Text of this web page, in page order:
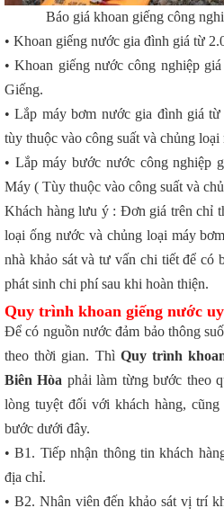
Báo giá khoan giếng công
• Khoan giếng nước gia đình giá từ
• Khoan giếng nước công nghiệp
Giếng.
• Lắp máy bơm nước gia đình giá
tùy thuộc vào công suất và chủng loại
• Lắp máy bước nước công nghiệp
Máy ( Tùy thuộc vào công suất và
Khách hàng lưu ý : Đơn giá trên chỉ
loại ống nước và chủng loại máy
nhà khảo sát và tư vấn chi tiết để có
phát sinh chi phí sau khi hoàn thiện.
Quy trình khoan giếng nước
Để có nguồn nước đảm bảo thông
theo thời gian. Thì Quy trình
Biên Hòa phải làm từng bước theo
lòng tuyệt đối với khách hàng,
bước dưới đây.
• B1. Tiếp nhận thông tin khách
địa chỉ.
• B2. Nhân viên đến khảo sát vị trí